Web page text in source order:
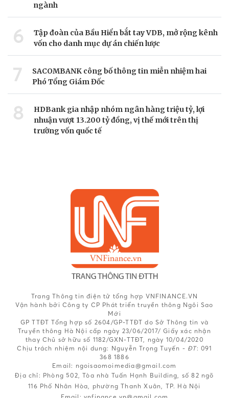
ngành
6
Tập đoàn của Bầu Hiển bắt tay VDB, mở rộng kênh
vốn cho danh mục dự án chiến lược
7
SACOMBANK công bố thông tin miễn nhiệm hai
Phó Tổng Giám Đốc
8
HDBank gia nhập nhóm ngân hàng triệu tỷ, lợi
nhuận vượt 13.200 tỷ đồng, vị thế mới trên thị
trường vốn quốc tế
Trang Thông tin điện tử tổng hợp VNFINANCE.VN
Vận hành bởi Công ty CP Phát triển truyền thông Ngôi Sao
Mới
GP TTĐT Tổng hợp số 2604/GP-TTĐT do Sở Thông tin và
Truyền thông Hà Nội cấp ngày 23/06/2017/ Giấy xác nhận
thay Chủ sở hữu số 1182/GXN-TTĐT, ngày 10/04/2020
Chịu trách nhiệm nội dung: Nguyễn Trọng Tuyến - ĐT: 091
368 1886
Email: ngoisaomoimedia@gmail.com
Địa chỉ: Phòng 502, Tòa nhà Tuấn Hạnh Building, số 82 ngõ
116 Phố Nhân Hòa, phường Thanh Xuân, TP. Hà Nội